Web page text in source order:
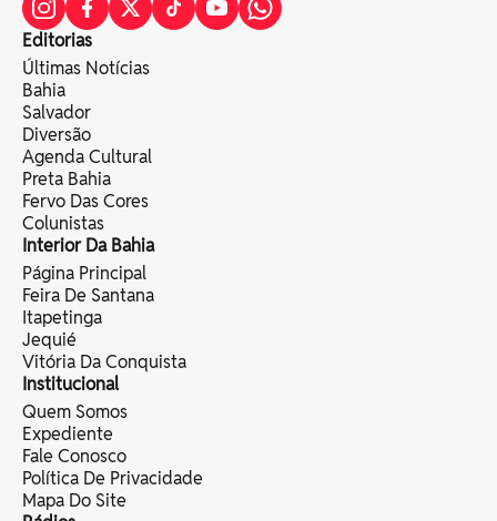
Editorias
Últimas Notícias
Bahia
Salvador
Diversão
Agenda Cultural
Preta Bahia
Fervo Das Cores
Colunistas
Interior Da Bahia
Página Principal
Feira De Santana
Itapetinga
Jequié
Vitória Da Conquista
Institucional
Quem Somos
Expediente
Fale Conosco
Política De Privacidade
Mapa Do Site